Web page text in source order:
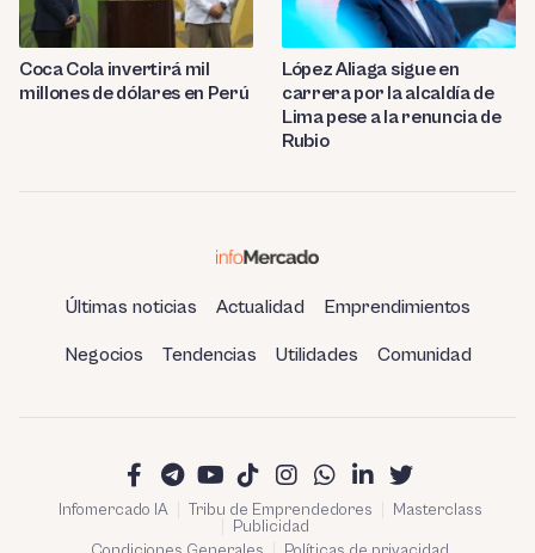
Coca Cola invertirá mil
millones de dólares en Perú
López Aliaga sigue en
carrera por la alcaldía de
Lima pese a la renuncia de
Rubio
Últimas noticias Actualidad Emprendimientos
Negocios Tendencias Utilidades Comunidad
Infomercado IA Tribu de Emprendedores
Masterclass
Publicidad